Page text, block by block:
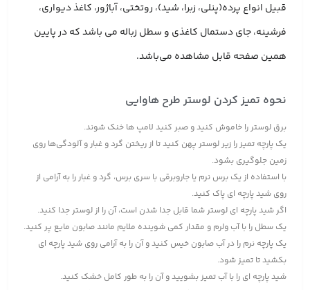
قبیل انواع پرده(پنلی، زبرا، شید)، روتختی، آباژور، کاغذ دیواری،
فرشینه، جای دستمال کاغذی و سطل زباله می باشد که در پایین
همین صفحه قابل مشاهده می‌باشد.
نحوه تمیز کردن لوستر طرح هاوایی
برق لوستر را خاموش کنید و صبر کنید لامپ ها خنک شوند.
یک پارچه تمیز را زیر لوستر پهن کنید تا از ریختن گرد و غبار و آلودگی‌ها روی
زمین جلوگیری بشود.
با استفاده از یک برس نرم یا جاروبرقی با سری برس، گرد و غبار را به آرامی از
روی شید پارچه ای پاک کنید.
اگر شید پارچه ای لوستر شما قابل جدا شدن است، آن را از لوستر جدا کنید.
یک سطل را با آب ولرم و مقدار کمی شوینده ملایم مانند صابون مایع پر کنید.
یک پارچه نرم را در آب صابون خیس کنید و آن را به آرامی روی شید پارچه ای
بکشید تا تمیز شود.
شید پارچه ای را با آب تمیز بشویید و آن را به طور کامل خشک کنید.